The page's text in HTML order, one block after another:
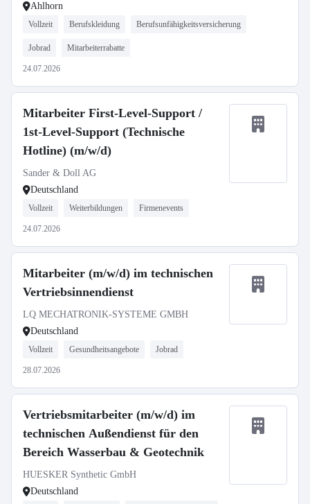
Ahlhorn
Vollzeit Berufskleidung Berufsunfähigkeitsversicherung
Jobrad Mitarbeiterrabatte
24.07.2026
Mitarbeiter First-Level-Support /
1st-Level-Support (Technische
Hotline) (m/w/d)
Sander & Doll AG
Deutschland
Vollzeit Weiterbildungen Firmenevents
24.07.2026
Mitarbeiter (m/w/d) im technischen
Vertriebsinnendienst
LQ MECHATRONIK-SYSTEME GMBH
Deutschland
Vollzeit Gesundheitsangebote Jobrad
28.07.2026
Vertriebsmitarbeiter (m/w/d) im
technischen Außendienst für den
Bereich Wasserbau & Geotechnik
HUESKER Synthetic GmbH
Deutschland